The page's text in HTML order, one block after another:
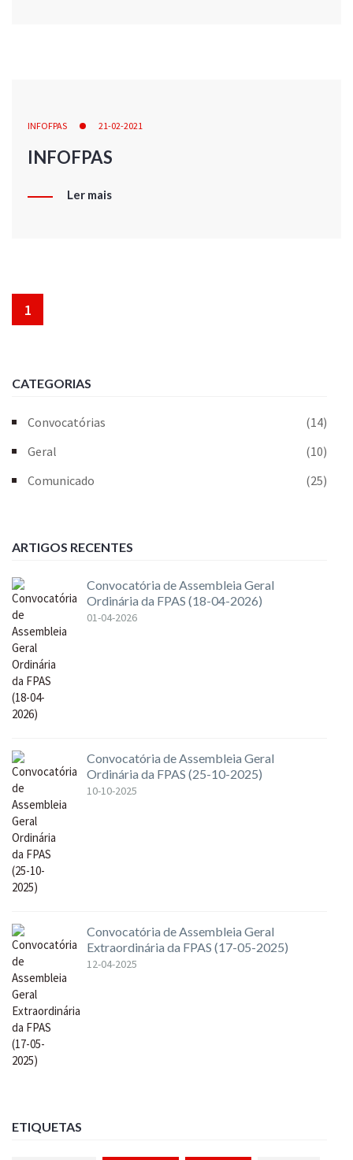
INFOFPAS 21-02-2021
INFOFPAS
Ler mais
1
CATEGORIAS
Convocatórias
(14)
Geral
(10)
Comunicado
(25)
ARTIGOS RECENTES
Convocatória de Assembleia Geral
Ordinária da FPAS (18-04-2026)
01-04-2026
Convocatória de Assembleia Geral
Ordinária da FPAS (25-10-2025)
10-10-2025
Convocatória de Assembleia Geral
Extraordinária da FPAS (17-05-2025)
12-04-2025
ETIQUETAS